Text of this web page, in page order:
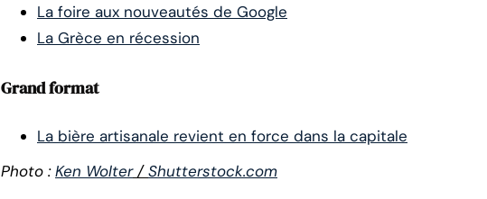
La foire aux nouveautés de Google
La Grèce en récession
Grand format
La bière artisanale revient en force dans la capitale
Photo :Ken Wolter/Shutterstock.com